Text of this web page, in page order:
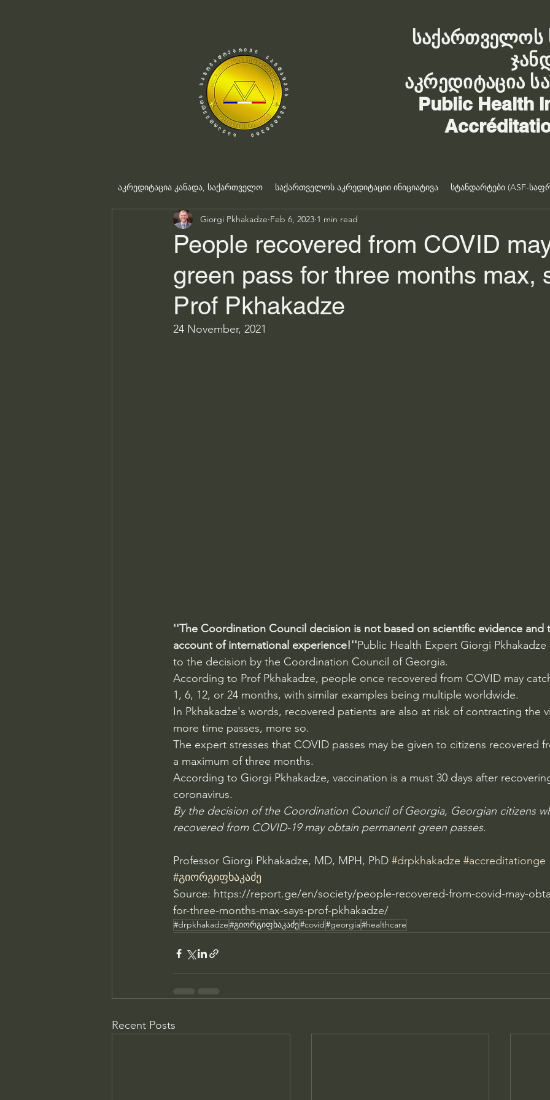
საქართველოს
აკრედიტაცია
Public Health
აკრედიტაცია კანადა, საქართველო საქართველოს აკრედიტაციი ინიციატივა სტანდარტები (ASF-
People recovered from COVID
green pass for three months max,
Prof Pkhakadze
Giorgi Pkhakadze Feb 6, 2023 1 min read
24 November, 2021
''The Coordination Council decision is not based on scientific evidence and
account of international experience!''Public Health Expert Giorgi
to the decision by the Coordination Council of Georgia.
According to Prof Pkhakadze, people once recovered from COVID may
1, 6, 12, or 24 months, with similar examples being multiple worldwide.
In Pkhakadze's words, recovered patients are also at risk of contracting the
more time passes, more so.
The expert stresses that COVID passes may be given to citizens recovered
a maximum of three months.
According to Giorgi Pkhakadze, vaccination is a must 30 days after
coronavirus.
By the decision of the Coordination Council of Georgia, Georgian citizens
recovered from COVID-19 may obtain permanent green passes.
Professor Giorgi Pkhakadze, MD, MPH, PhD #drpkhakadze #accreditationge
#გიორგიფხაკაძე
Source: https://report.ge/en/society/people-recovered-from-covid-may-
for-three-months-max-says-prof-pkhakadze/
#drpkhakadze#გიორგიფხაკაძე#covid #georgia#healthcare
Recent Posts